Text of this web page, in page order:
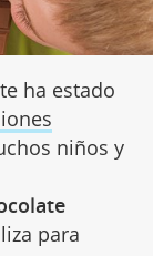
ha estado
niños y
para